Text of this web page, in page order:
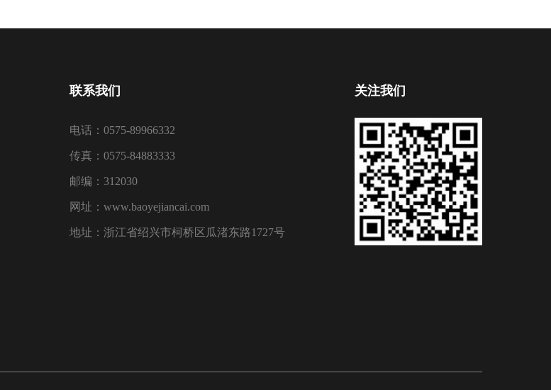
联系我们
电话：0575-89966332
传真：0575-84883333
邮编：312030
网址：www.baoyejiancai.com
地址：浙江省绍兴市柯桥区瓜渚东路1727号
关注我们